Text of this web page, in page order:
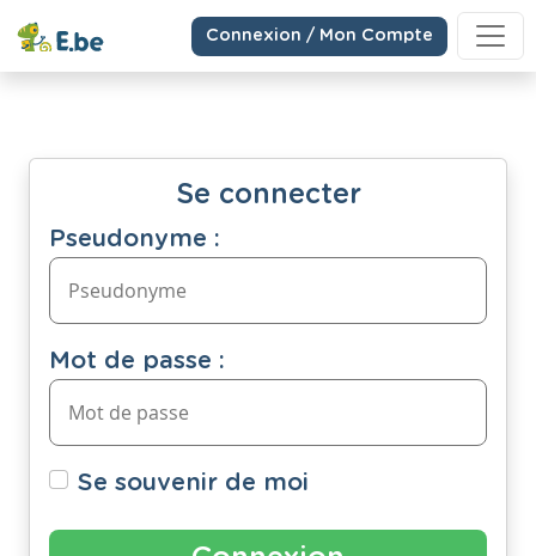
Connexion / Mon Compte
Se connecter
Pseudonyme :
Mot de passe :
Se souvenir de moi